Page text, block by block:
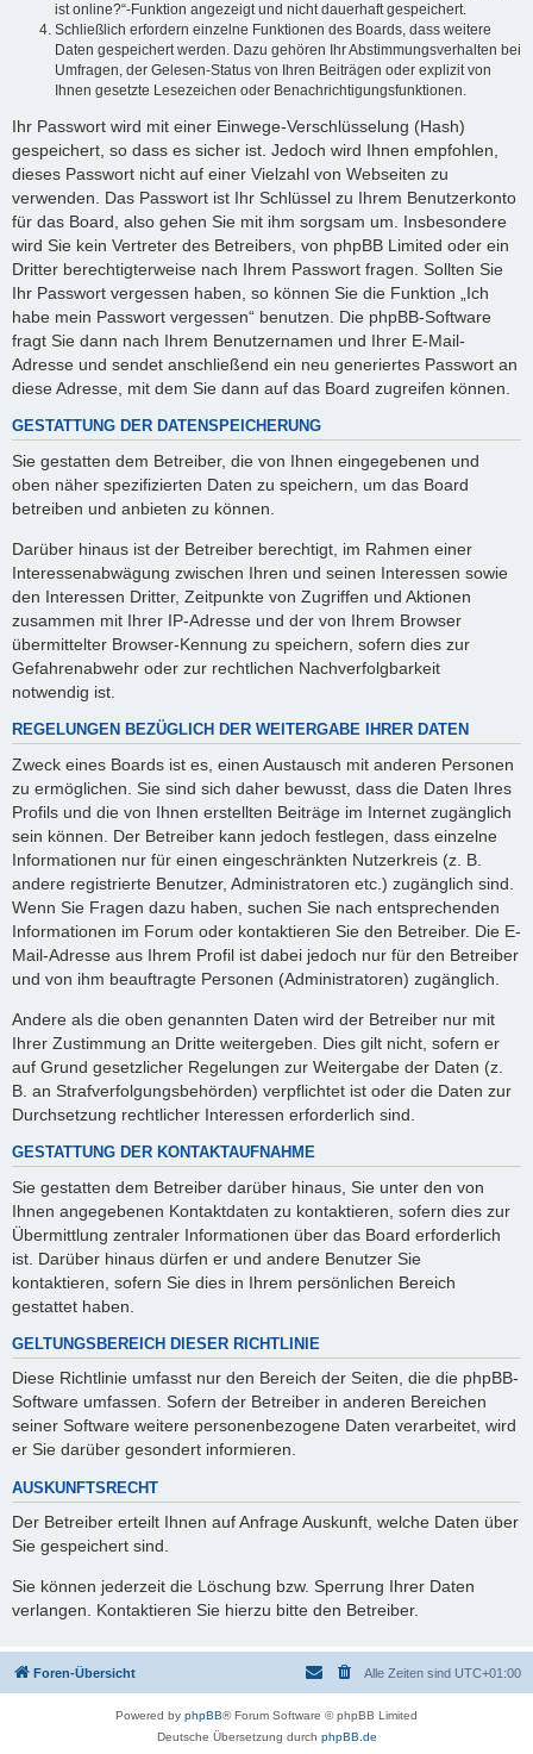
ist online?“-Funktion angezeigt und nicht dauerhaft gespeichert.
Schließlich erfordern einzelne Funktionen des Boards, dass weitere
Daten gespeichert werden. Dazu gehören Ihr Abstimmungsverhalten bei
Umfragen, der Gelesen-Status von Ihren Beiträgen oder explizit von
Ihnen gesetzte Lesezeichen oder Benachrichtigungsfunktionen.
Ihr Passwort wird mit einer Einwege-Verschlüsselung (Hash)
gespeichert, so dass es sicher ist. Jedoch wird Ihnen empfohlen,
dieses Passwort nicht auf einer Vielzahl von Webseiten zu
verwenden. Das Passwort ist Ihr Schlüssel zu Ihrem Benutzerkonto
für das Board, also gehen Sie mit ihm sorgsam um. Insbesondere
wird Sie kein Vertreter des Betreibers, von phpBB Limited oder ein
Dritter berechtigterweise nach Ihrem Passwort fragen. Sollten Sie
Ihr Passwort vergessen haben, so können Sie die Funktion „Ich
habe mein Passwort vergessen“ benutzen. Die phpBB-Software
fragt Sie dann nach Ihrem Benutzernamen und Ihrer E-Mail-
Adresse und sendet anschließend ein neu generiertes Passwort an
diese Adresse, mit dem Sie dann auf das Board zugreifen können.
GESTATTUNG DER DATENSPEICHERUNG
Sie gestatten dem Betreiber, die von Ihnen eingegebenen und
oben näher spezifizierten Daten zu speichern, um das Board
betreiben und anbieten zu können.
Darüber hinaus ist der Betreiber berechtigt, im Rahmen einer
Interessenabwägung zwischen Ihren und seinen Interessen sowie
den Interessen Dritter, Zeitpunkte von Zugriffen und Aktionen
zusammen mit Ihrer IP-Adresse und der von Ihrem Browser
übermittelter Browser-Kennung zu speichern, sofern dies zur
Gefahrenabwehr oder zur rechtlichen Nachverfolgbarkeit
notwendig ist.
REGELUNGEN BEZÜGLICH DER WEITERGABE IHRER DATEN
Zweck eines Boards ist es, einen Austausch mit anderen Personen
zu ermöglichen. Sie sind sich daher bewusst, dass die Daten Ihres
Profils und die von Ihnen erstellten Beiträge im Internet zugänglich
sein können. Der Betreiber kann jedoch festlegen, dass einzelne
Informationen nur für einen eingeschränkten Nutzerkreis (z. B.
andere registrierte Benutzer, Administratoren etc.) zugänglich sind.
Wenn Sie Fragen dazu haben, suchen Sie nach entsprechenden
Informationen im Forum oder kontaktieren Sie den Betreiber. Die E-
Mail-Adresse aus Ihrem Profil ist dabei jedoch nur für den Betreiber
und von ihm beauftragte Personen (Administratoren) zugänglich.
Andere als die oben genannten Daten wird der Betreiber nur mit
Ihrer Zustimmung an Dritte weitergeben. Dies gilt nicht, sofern er
auf Grund gesetzlicher Regelungen zur Weitergabe der Daten (z.
B. an Strafverfolgungsbehörden) verpflichtet ist oder die Daten zur
Durchsetzung rechtlicher Interessen erforderlich sind.
GESTATTUNG DER KONTAKTAUFNAHME
Sie gestatten dem Betreiber darüber hinaus, Sie unter den von
Ihnen angegebenen Kontaktdaten zu kontaktieren, sofern dies zur
Übermittlung zentraler Informationen über das Board erforderlich
ist. Darüber hinaus dürfen er und andere Benutzer Sie
kontaktieren, sofern Sie dies in Ihrem persönlichen Bereich
gestattet haben.
GELTUNGSBEREICH DIESER RICHTLINIE
Diese Richtlinie umfasst nur den Bereich der Seiten, die die phpBB-
Software umfassen. Sofern der Betreiber in anderen Bereichen
seiner Software weitere personenbezogene Daten verarbeitet, wird
er Sie darüber gesondert informieren.
AUSKUNFTSRECHT
Der Betreiber erteilt Ihnen auf Anfrage Auskunft, welche Daten über
Sie gespeichert sind.
Sie können jederzeit die Löschung bzw. Sperrung Ihrer Daten
verlangen. Kontaktieren Sie hierzu bitte den Betreiber.
Foren-Übersicht Alle Zeiten sind UTC+01:00
Powered by phpBB® Forum Software © phpBB Limited
Deutsche Übersetzung durch phpBB.de